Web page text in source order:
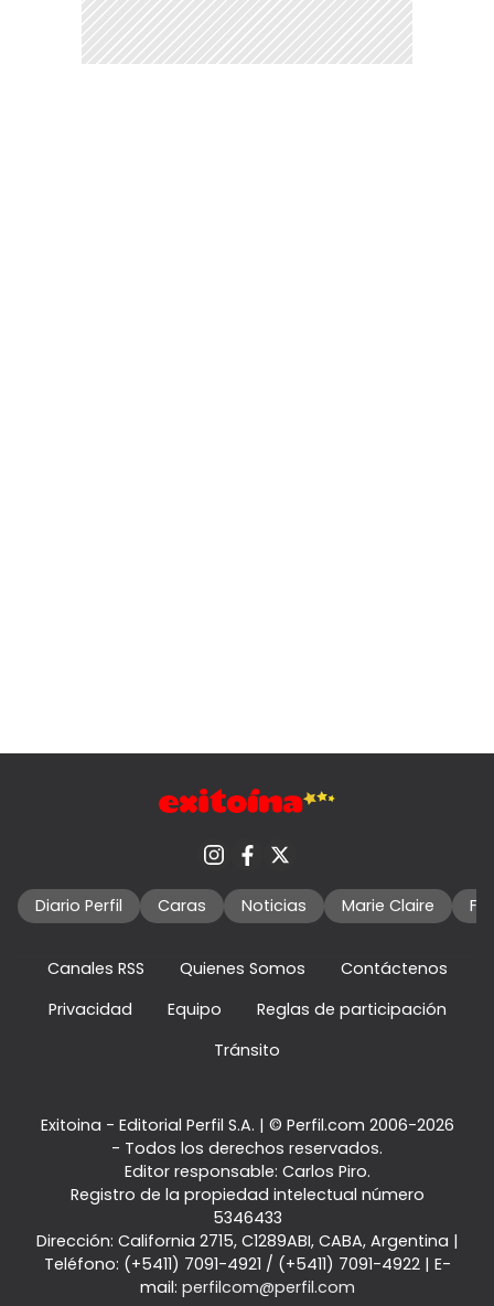
Diario Perfil Caras Noticias Marie Claire
Canales RSS Quienes Somos
Contáctenos
Privacidad
Equipo
Reglas de participación
Tránsito
Exitoina - Editorial Perfil S.A. | © Perfil.com 2006-2026
- Todos los derechos reservados.
Editor responsable: Carlos Piro.
Registro de la propiedad intelectual número
5346433
Dirección: California 2715, C1289ABI, CABA, Argentina |
Teléfono: (+5411) 7091-4921 / (+5411) 7091-4922| E-
mail: perfilcom@perfil.com